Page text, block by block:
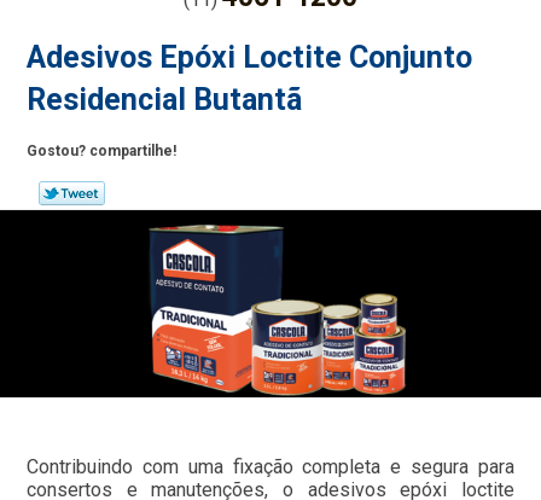
Adesivos Epóxi Loctite Conjunto
Residencial Butantã
Gostou? compartilhe!
Contribuindo com uma fixação completa e segura para
consertos e manutenções, o adesivos epóxi loctite